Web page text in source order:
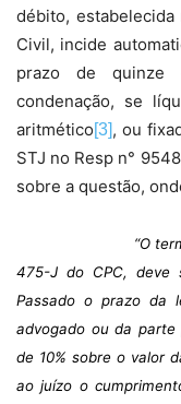
débito,
Civil, incide
prazo de quinze
condenação, se
aritmético[3], ou
STJ no Resp n°
sobre a questão,
“O
475-J do CPC, deve
Passado o prazo da
advogado ou da
de 10% sobre o valor
ao juízo o